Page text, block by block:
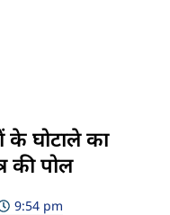
के घोटाले का
की पोल
9:54 pm